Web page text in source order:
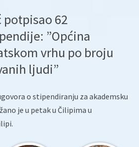
potpisao 62
”Općina
vrhu po broju
ljudi”
o stipendiranju za akademsku
je u petak u Čilipima u